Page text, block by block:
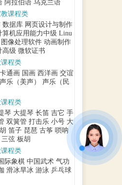
阿拉伯语 乌克兰语
课程类
数据库 网页设计与制作
算机应用能力中级 Linu
图像处理软件 动画制作
高级 微软证书
程类
卡通画 国画 西洋画 交谊
声乐（美声）
声乐（民
程类
琴 大提琴 长笛 吉它 手
双簧管 打击乐 小号 大
笛子 琵琶 古筝 唢呐
三弦 板胡
程类
际象棋 中国武术 气功
滑冰旱冰 游泳 乒乓球